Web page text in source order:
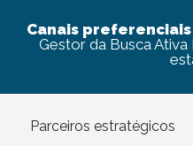
Canais preferenciais
Gestor da Busca
Parceiros estratégicos